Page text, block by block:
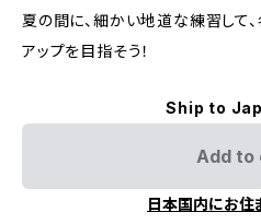
夏の間に、細かい地道な練習して
アップを目指そう！
Ship to
Add to
日本国内にお住